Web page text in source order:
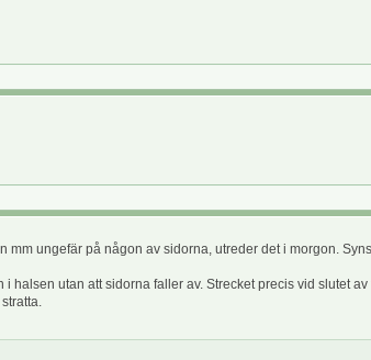
ungefär på någon av sidorna, utreder det i morgon.
halsen utan att sidorna faller av. Strecket precis vid slutet